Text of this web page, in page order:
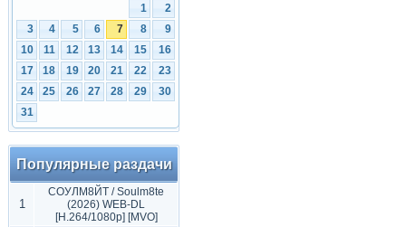
1
2
3
4 5 6 7 8
9
10
11 12 13 14 15
16
17
18 19 20 21 22
23
24
25 26 27 28 29
30
31
Популярные раздачи
1
СОУЛМ8ЙТ / Soulm8te
(2026) WEB-DL
[H.264/1080p] [MVO]